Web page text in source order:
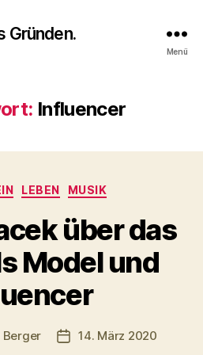
Gründen.
Menü
Influencer
Kategorien
LEBEN MUSIK
über das
Model und
Berger Veröffentlichungsdatum
14. März 2020